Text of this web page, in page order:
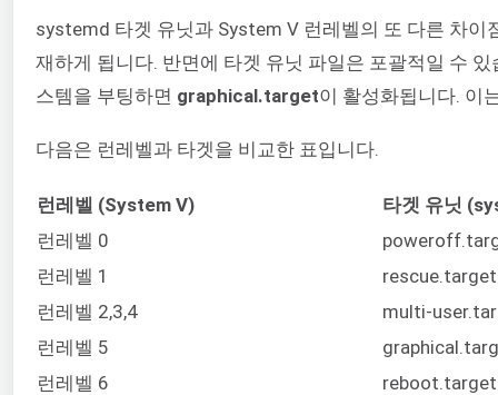
systemd 타겟 유닛과 System V 런레벨의 또 다른 차
재하게 됩니다. 반면에 타겟 유닛 파일은 포괄적일 수
스템을 부팅하면 graphical.target이 활성화됩니다. 이
다음은 런레벨과 타겟을 비교한 표입니다.
런레벨 (System V)
타겟 유닛
런레벨 0
런레벨 1
rescue.target
런레벨 2,3,4
multi-
런레벨 5
런레벨 6
reboot.target